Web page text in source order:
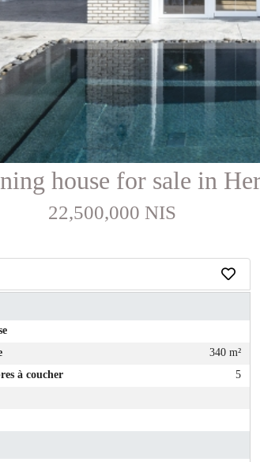
house for sale in
22,500,000 NIS
340 m²
à coucher
5